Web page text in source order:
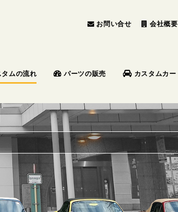
お問い合せ 会社概要
タムの流れ パーツの販売 カスタムカー